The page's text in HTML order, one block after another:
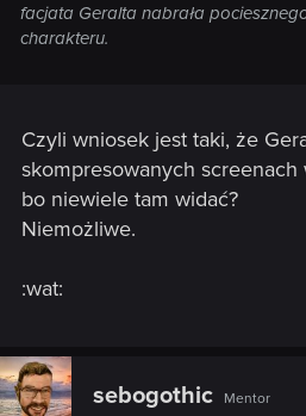
facjata Geralta nabrała
charakteru.
Czyli wniosek jest taki, że
skompresowanych screenach
bo niewiele tam widać?
Niemożliwe.
:wat:
sebogothic Mentor